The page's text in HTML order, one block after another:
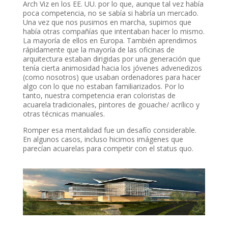
Arch Viz en los EE. UU. por lo que, aunque tal vez había
poca competencia, no se sabía si habría un mercado.
Una vez que nos pusimos en marcha, supimos que
había otras compañías que intentaban hacer lo mismo.
La mayoría de ellos en Europa. También aprendimos
rápidamente que la mayoría de las oficinas de
arquitectura estaban dirigidas por una generación que
tenía cierta animosidad hacia los jóvenes advenedizos
(como nosotros) que usaban ordenadores para hacer
algo con lo que no estaban familiarizados. Por lo
tanto, nuestra competencia eran coloristas de
acuarela tradicionales, pintores de gouache/ acrílico y
otras técnicas manuales.
Romper esa mentalidad fue un desafío considerable.
En algunos casos, incluso hicimos imágenes que
parecían acuarelas para competir con el status quo.